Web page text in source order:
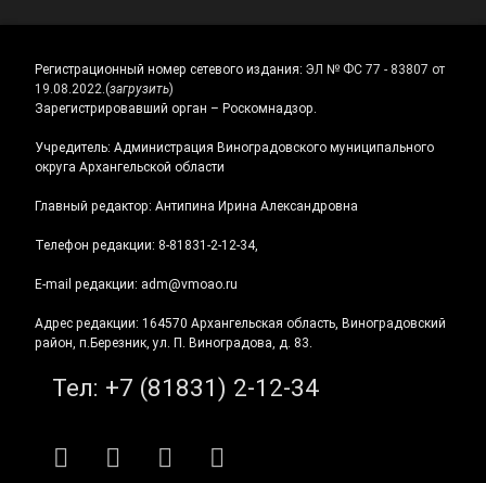
Регистрационный номер сетевого издания: ЭЛ № ФС 77 - 83807 от
19.08.2022.(загрузить)
Зарегистрировавший орган – Роскомнадзор.
Учредитель: Администрация Виноградовского муниципального
округа Архангельской области
Главный редактор: Антипина Ирина Александровна
Телефон редакции: 8-81831-2-12-34,
E-mail редакции: adm@vmoao.ru
Адрес редакции: 164570 Архангельская область, Виноградовский
район, п.Березник, ул. П. Виноградова, д. 83.
Тел: +7 (81831) 2-12-34
RSS E-mailВКонтакте
Telegram